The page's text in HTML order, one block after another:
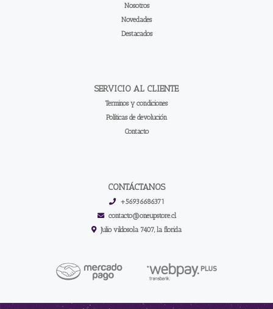
Nosotros
Novedades
Destacados
SERVICIO AL CLIENTE
Terminos y condiciones
Políticas de devolución
Contacto
CONTÁCTANOS
+56936686371
contacto@oneupstore.cl
Julio vildosola 7407, la florida